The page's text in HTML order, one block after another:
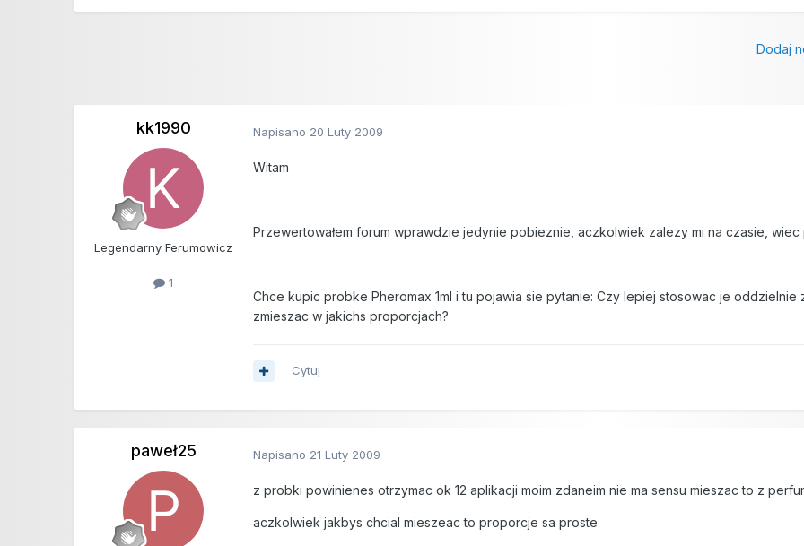
Dodaj
kk1990
Legendarny Ferumowicz
1
Napisano 20 Luty 2009
Witam
Przewertowałem forum wprawdzie jedynie pobieznie, aczkolwiek zalezy mi na czasie,
Chce kupic probke Pheromax 1ml i tu pojawia sie pytanie: Czy lepiej stosowac je
zmieszac w jakichs proporcjach?
Cytuj
paweł25 Napisano 21 Luty 2009
z probki powinienes otrzymac ok 12 aplikacji moim zdaneim nie ma sensu mieszac to z
aczkolwiek jakbys chcial mieszeac to proporcje sa proste